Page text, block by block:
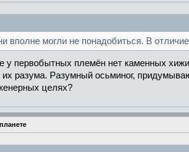
вполне могли не понадобиться. В
первобытных племён нет каменных
их разума. Разумный осьминог,
целях?